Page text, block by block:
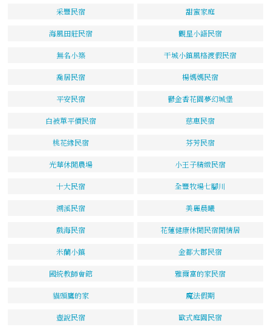
采豐民宿 甜蜜家庭
海風田莊民宿 觀星小語民宿
無名小築 干城小鎮風格渡假民宿
喬居民宿 楊媽媽民宿
平安民宿 鬱金香花園夢幻城堡
白被單平價民宿 慈惠民宿
桃花緣民宿 芬芳民宿
光華休閒農場 小王子精緻民宿
十大民宿 全豐牧場七腳川
溯溪民宿 美麗晨曦
戲海民宿 花蓮健康休閒民宿閒情居
米蘭小鎮 金都大郡民宿
國統教師會館 雅爾富的家民宿
貓頭鷹的家 魔法假期
壺說民宿 歐式庭園民宿